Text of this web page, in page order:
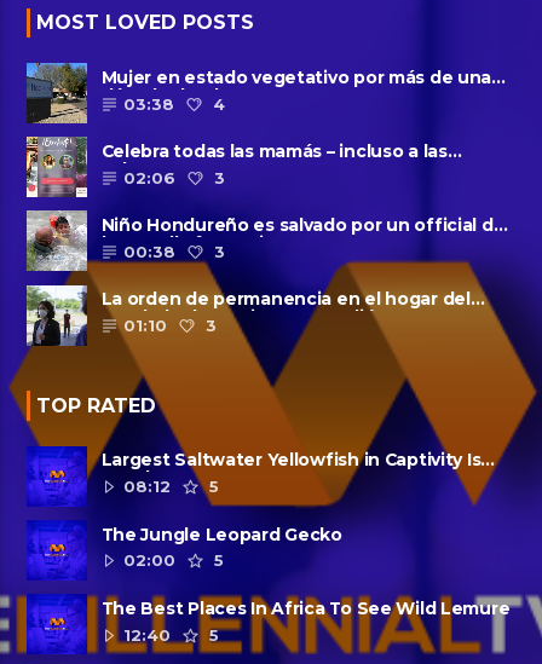
MOST LOVED POSTS
Mujer en estado vegetativo por más de una
década da a luz en un ......
03:38 4
Celebra todas las mamás – incluso a las
solteras – con ......
02:06 3
Niño Hondureño es salvado por un official de
la patrulla fronteriza
00:38 3
La orden de permanencia en el hogar del
condado de Harris se extendió......
01:10 3
TOP RATED
Largest Saltwater Yellowfish in Captivity Is
Dead
08:12 5
The Jungle Leopard Gecko
02:00
5
The Best Places In Africa To See Wild Lemure
12:40
5